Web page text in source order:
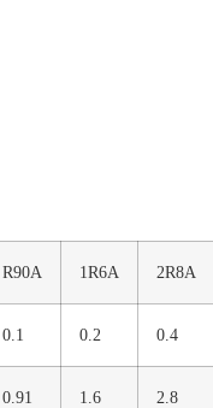
R90A 1R6A 2R8A
0.1 0.2 0.4
0.91 1.6 2.8